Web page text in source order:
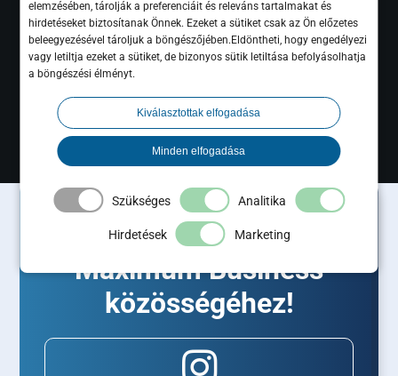
elemzésében, tárolják a preferenciáit és releváns tartalmakat és
hirdetéseket biztosítanak Önnek. Ezeket a sütiket csak az Ön előzetes
beleegyezésével tároljuk a böngészőjében.Eldöntheti, hogy engedélyezi
vagy letiltja ezeket a sütiket, de bizonyos sütik letiltása befolyásolhatja
a böngészési élményt.
Kiválasztottak elfogadása
Minden elfogadása
Szükséges Analitika
Hirdetések Marketing
Csatlakozz Te is a
Maximum Business
közösségéhez!